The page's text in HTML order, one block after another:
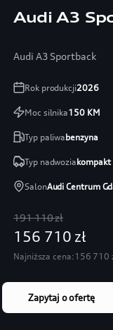
Audi A3
Audi A3 Sportback
Rok produkcji2026
Moc silnika150KM
Typ paliwabenzyna
Typ nadwoziakompakt
SalonAudi Centrum
191 110 zł
156 710 zł
Najniższa cena:156 710
Zapytaj o ofertę